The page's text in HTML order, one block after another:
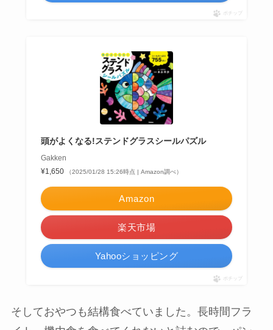
ポチップ
頭がよくなる!ステンドグラスシールパズル
Gakken
¥1,650
（2025/01/28 15:26時点 | Amazon調べ）
Amazon
楽天市場
Yahooショッピング
ポチップ
そしておやつも結構食べていました。長時間フラ